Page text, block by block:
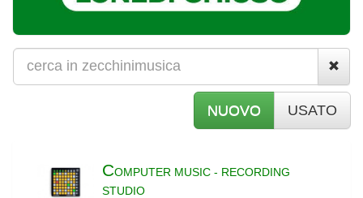
NUOVO USATO
COMPUTER MUSIC - RECORDING
STUDIO